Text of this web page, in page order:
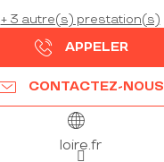
+ 3 autre(s) prestation(s)
APPELER
CONTACTEZ-NOUS
loire.fr